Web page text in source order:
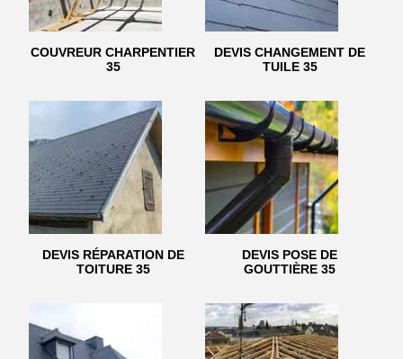
COUVREUR CHARPENTIER
35
DEVIS CHANGEMENT DE
TUILE 35
DEVIS RÉPARATION DE
TOITURE 35
DEVIS POSE DE
GOUTTIÈRE 35